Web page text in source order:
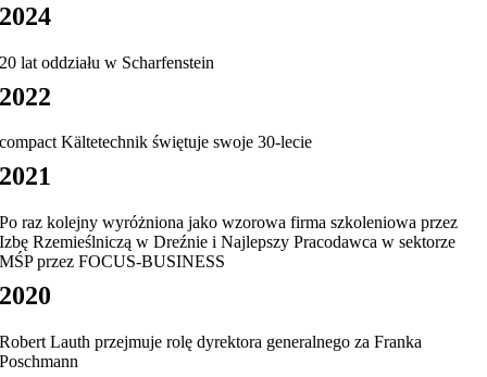
2024
20 lat oddziału w Scharfenstein
2022
compact Kältetechnik świętuje swoje 30-lecie
2021
Po raz kolejny wyróżniona jako wzorowa firma szkoleniowa przez
Izbę Rzemieślniczą w Dreźnie i Najlepszy Pracodawca w sektorze
MŚP przez FOCUS-BUSINESS
2020
Robert Lauth przejmuje rolę dyrektora generalnego za Franka
Poschmann